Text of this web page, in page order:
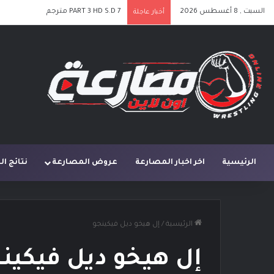
السبت , 8 أغسطس 2026 أخبار عاجلة PART 3 HD S.D 7 مترجم
الرئيسية اخر اخبار المصارعة عروض المصارعة نتائج
الرئيسية / إل هيخو ديل فيكينجو
إل هيخو ديل